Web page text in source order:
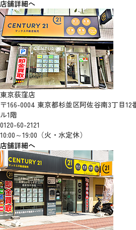
店舗詳細へ
東京荻窪店
〒166-0004 東京都杉並区阿佐谷南3丁目
ル1階
0120-60-2121
10:00～19:00（火・水定休）
店舗詳細へ